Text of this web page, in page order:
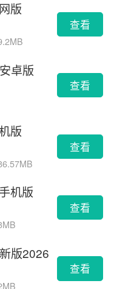
版
查看
卓版
查看
版
查看
机版
查看
版2026
查看